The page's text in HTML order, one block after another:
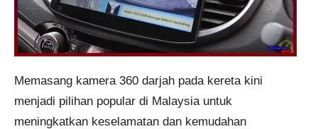
Memasang kamera 360 darjah pada kereta kini
menjadi pilihan popular di Malaysia untuk
meningkatkan keselamatan dan kemudahan